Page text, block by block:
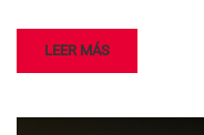
LEER MÁS